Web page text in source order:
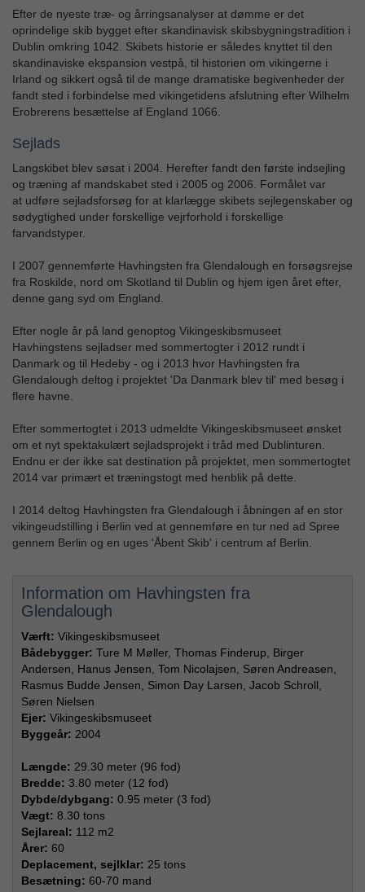
Efter de nyeste træ- og årringsanalyser at dømme er det
oprindelige skib bygget efter skandinavisk skibsbygningstradition i
Dublin omkring 1042. Skibets historie er således knyttet til den
skandinaviske ekspansion vestpå, til historien om vikingerne i
Irland og sikkert også til de mange dramatiske begivenheder der
fandt sted i forbindelse med vikingetidens afslutning efter Wilhelm
Erobrerens besættelse af England 1066.
Sejlads
Langskibet blev søsat i 2004. Herefter fandt den første indsejling
og træning af mandskabet sted i 2005 og 2006. Formålet var
at udføre sejladsforsøg for at klarlægge skibets sejlegenskaber og
sødygtighed under forskellige vejrforhold i forskellige
farvandstyper.
I 2007 gennemførte Havhingsten fra Glendalough en forsøgsrejse
fra Roskilde, nord om Skotland til Dublin og hjem igen året efter,
denne gang syd om England.
Efter nogle år på land genoptog Vikingeskibsmuseet
Havhingstens sejladser med sommertogter i 2012 rundt i
Danmark og til Hedeby - og i 2013 hvor Havhingsten fra
Glendalough deltog i projektet 'Da Danmark blev til' med besøg i
flere havne.
Efter sommertogtet i 2013 udmeldte Vikingeskibsmuseet ønsket
om et nyt spektakulært sejladsprojekt i tråd med Dublinturen.
Endnu er der ikke sat destination på projektet, men sommertogtet
2014 var primært et træningstogt med henblik på dette.
I 2014 deltog Havhingsten fra Glendalough i åbningen af en stor
vikingeudstilling i Berlin ved at gennemføre en tur ned ad Spree
gennem Berlin og en uges 'Åbent Skib' i centrum af Berlin.
Information om Havhingsten fra
Glendalough
Værft: Vikingeskibsmuseet
Bådebygger: Ture M Møller, Thomas Finderup, Birger
Andersen, Hanus Jensen, Tom Nicolajsen, Søren Andreasen,
Rasmus Budde Jensen, Simon Day Larsen, Jacob Schroll,
Søren Nielsen
Ejer: Vikingeskibsmuseet
Byggeår: 2004
Længde: 29.30 meter (96 fod)
Bredde: 3.80 meter (12 fod)
Dybde/dybgang: 0.95 meter (3 fod)
Vægt: 8.30 tons
Sejlareal: 112 m2
Årer: 60
Deplacement, sejlklar: 25 tons
Besætning: 60-70 mand